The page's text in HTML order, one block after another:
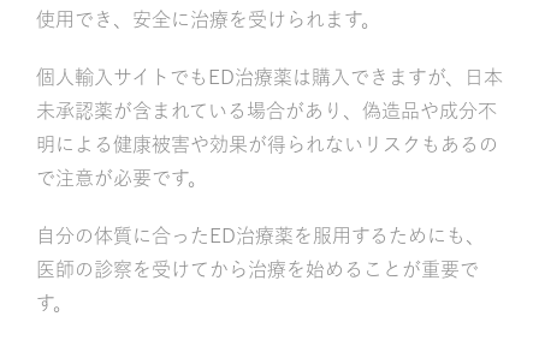
使用でき、安全に治療を受けられます。
個人輸入サイトでもED治療薬は購入できますが、日本
未承認薬が含まれている場合があり、偽造品や成分不
明による健康被害や効果が得られないリスクもあるの
で注意が必要です。
自分の体質に合ったED治療薬を服用するためにも、
医師の診察を受けてから治療を始めることが重要で
す。